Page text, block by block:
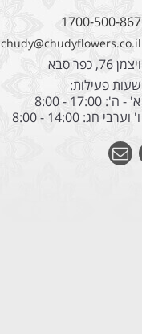
1700-500-867
chudy@chudyflowers.co.il
ויצמן 76, כפר סבא
שעות פעילות:
א' - ה': 17:00 - 8:00
ו' וערבי חג: 14:00 - 8:00